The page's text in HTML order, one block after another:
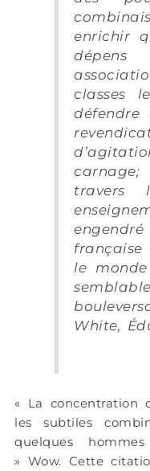
enrichir
classes
défendre
travers
le
White,
« La concentration
les subtiles
quelques
» Wow. Cette